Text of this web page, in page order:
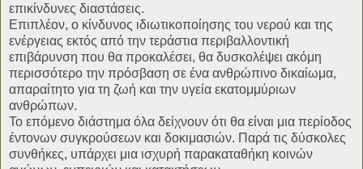
επικίνδυνες διαστάσεις.
Επιπλέον, ο κίνδυνος ιδιωτικοποίησης του νερού και της
ενέργειας εκτός από την τεράστια περιβαλλοντική
επιβάρυνση που θα προκαλέσει, θα δυσκολέψει ακόμη
περισσότερο την πρόσβαση σε ένα ανθρώπινο δικαίωμα,
απαραίτητο για τη ζωή και την υγεία εκατομμύριων
ανθρώπων.
Το επόμενο διάστημα όλα δείχνουν ότι θα είναι μια περίοδος
έντονων συγκρούσεων και δοκιμασιών. Παρά τις δύσκολες
συνθήκες, υπάρχει μια ισχυρή παρακαταθήκη κοινών